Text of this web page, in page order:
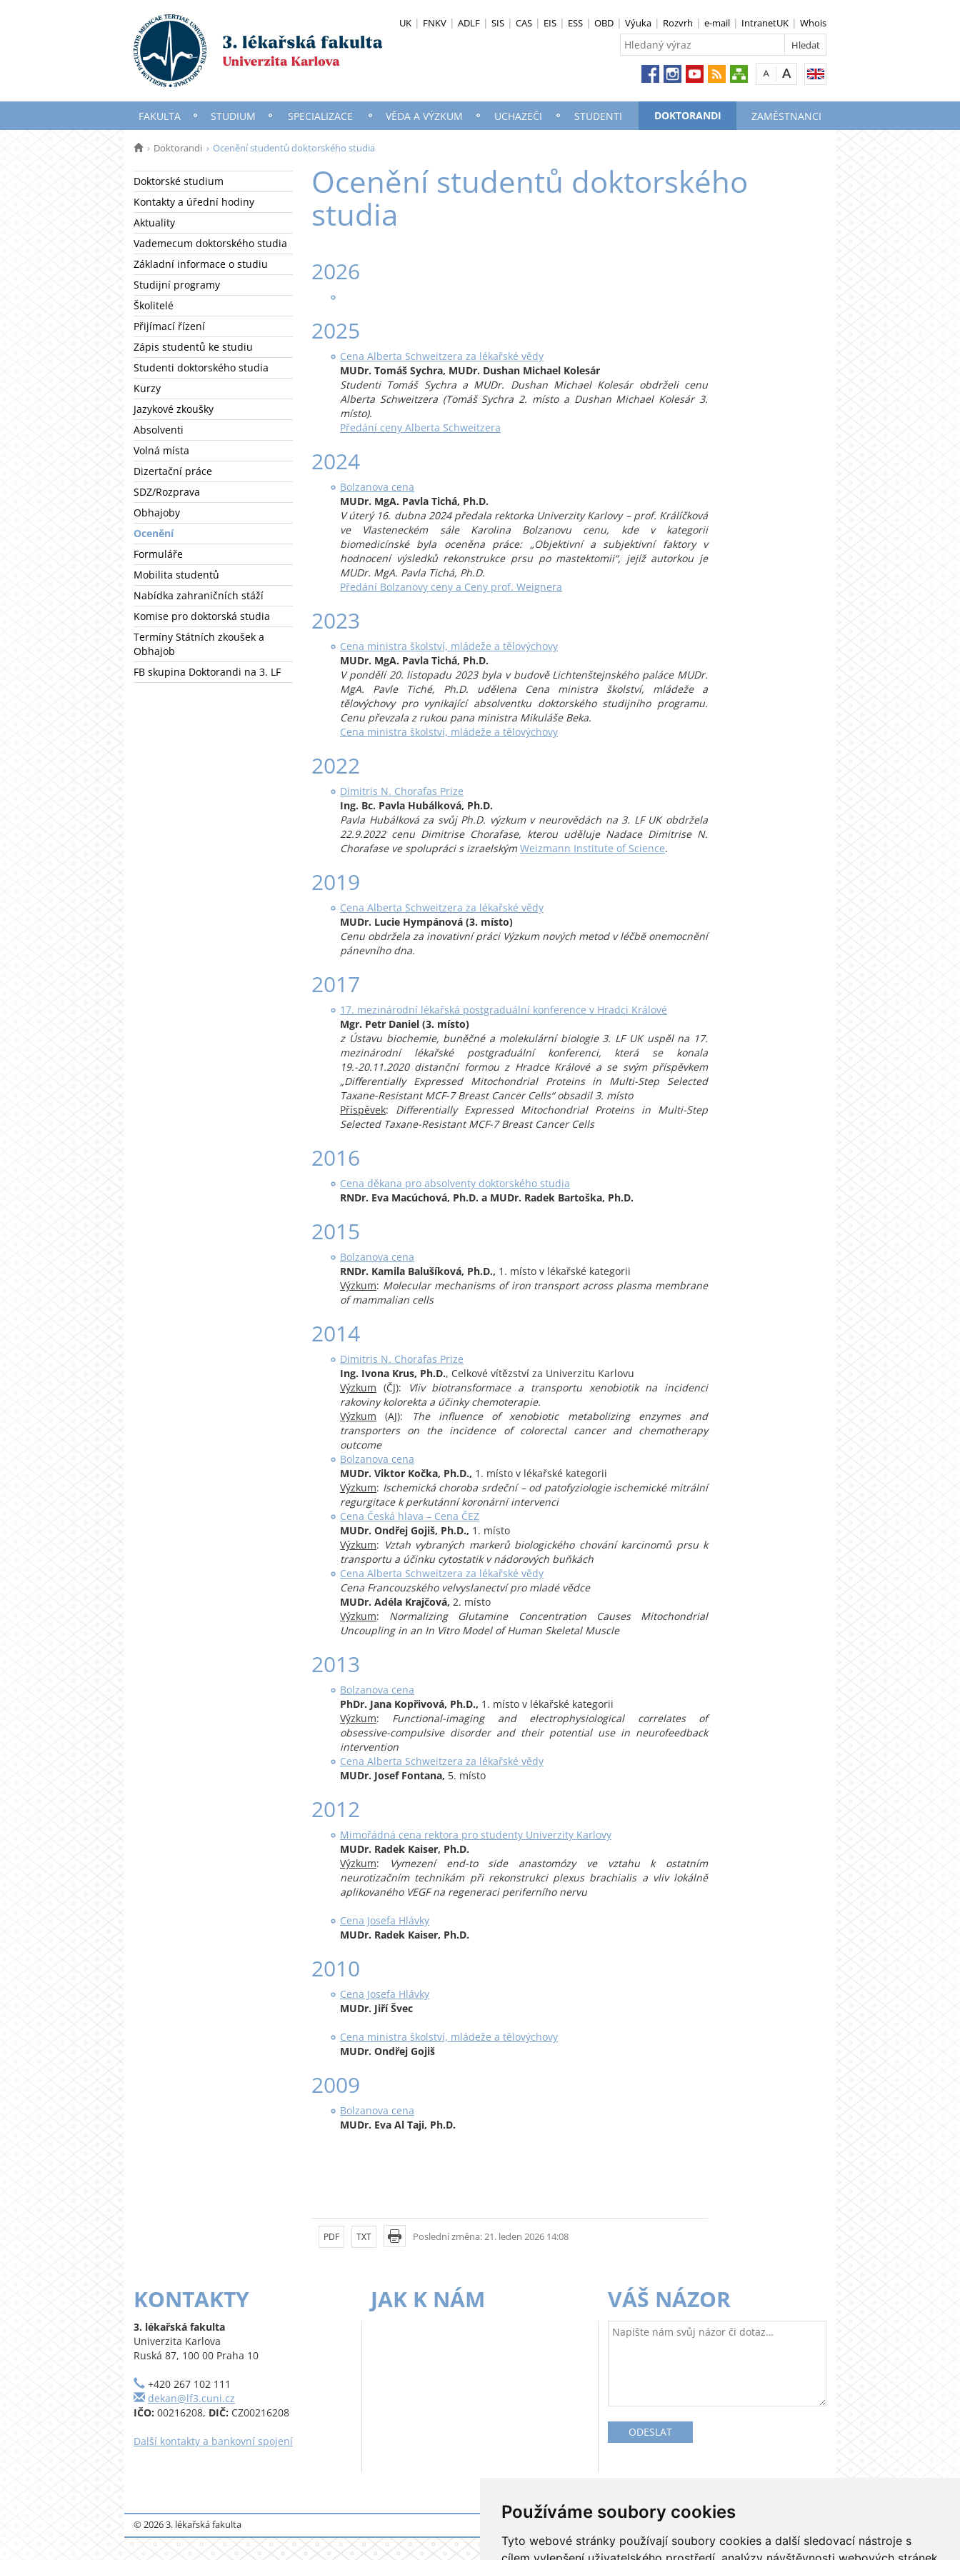
Používáme soubory cookies
Tyto webové stránky používají soubory cookies a další sledovací nástroje s
UK FNKV ADLF SIS CAS EIS ESS OBD Výuka Rozvrh e-mail IntranetUK Whois
FAKULTA STUDIUM SPECIALIZACE VĚDA A VÝZKUM UCHAZEČI STUDENTI DOKTORANDI ZAMĚSTNANCI
Doktorandi Ocenění studentů doktorského studia
Doktorské studium
Kontakty a úřední hodiny
Aktuality
Vademecum doktorského studia
Základní informace o studiu
Studijní programy
Školitelé
Přijímací řízení
Zápis studentů ke studiu
Studenti doktorského studia
Kurzy
Jazykové zkoušky
Absolventi
Volná místa
Dizertační práce
SDZ/Rozprava
Obhajoby
Ocenění
Formuláře
Mobilita studentů
Nabídka zahraničních stáží
Komise pro doktorská studia
Termíny Státních zkoušek a
Obhajob
FB skupina Doktorandi na 3. LF
Ocenění studentů doktorského
studia
2026
2025
Cena Alberta Schweitzera za lékařské vědy
MUDr. Tomáš Sychra, MUDr. Dushan Michael Kolesár
Studenti Tomáš Sychra a MUDr. Dushan Michael Kolesár obdrželi cenu
Alberta Schweitzera (Tomáš Sychra 2. místo a Dushan Michael Kolesár 3.
místo).
Předání ceny Alberta Schweitzera
2024
Bolzanova cena
MUDr. MgA. Pavla Tichá, Ph.D.
V úterý 16. dubna 2024 předala rektorka Univerzity Karlovy – prof. Králíčková
ve Vlasteneckém sále Karolina Bolzanovu cenu, kde v kategorii
biomedicínské byla oceněna práce: „Objektivní a subjektivní faktory v
hodnocení výsledků rekonstrukce prsu po mastektomii“, jejíž autorkou je
MUDr. MgA. Pavla Tichá, Ph.D.
Předání Bolzanovy ceny a Ceny prof. Weignera
2023
Cena ministra školství, mládeže a tělovýchovy
MUDr. MgA. Pavla Tichá, Ph.D.
V pondělí 20. listopadu 2023 byla v budově Lichtenštejnského paláce MUDr.
MgA. Pavle Tiché, Ph.D. udělena Cena ministra školství, mládeže a
tělovýchovy pro vynikající absolventku doktorského studijního programu.
Cenu převzala z rukou pana ministra Mikuláše Beka.
Cena ministra školství, mládeže a tělovýchovy
2022
Dimitris N. Chorafas Prize
Ing. Bc. Pavla Hubálková, Ph.D.
Pavla Hubálková za svůj Ph.D. výzkum v neurovědách na 3. LF UK obdržela
22.9.2022 cenu Dimitrise Chorafase, kterou uděluje Nadace Dimitrise N.
Chorafase ve spolupráci s izraelskýmWeizmann Institute of Science.
2019
Cena Alberta Schweitzera za lékařské vědy
MUDr. Lucie Hympánová (3. místo)
Cenu obdržela za inovativní práci Výzkum nových metod v léčbě onemocnění
pánevního dna.
2017
17. mezinárodní lékařská postgraduální konference v Hradci Králové
Mgr. Petr Daniel (3. místo)
z Ústavu biochemie, buněčné a molekulární biologie 3. LF UK uspěl na 17.
mezinárodní lékařské postgraduální konferenci, která se konala
19.-20.11.2020 distanční formou z Hradce Králové a se svým příspěvkem
„Differentially Expressed Mitochondrial Proteins in Multi-Step Selected
Taxane-Resistant MCF-7 Breast Cancer Cells“ obsadil 3. místo
Příspěvek: Differentially Expressed Mitochondrial Proteins in Multi-Step
Selected Taxane-Resistant MCF-7 Breast Cancer Cells
2016
Cena děkana pro absolventy doktorského studia
RNDr. Eva Macúchová, Ph.D. a MUDr. Radek Bartoška, Ph.D.
2015
Bolzanova cena
RNDr. Kamila Balušíková, Ph.D., 1. místo v lékařské kategorii
Výzkum: Molecular mechanisms of iron transport across plasma membrane
of mammalian cells
2014
Dimitris N. Chorafas Prize
Ing. Ivona Krus, Ph.D., Celkové vítězství za Univerzitu Karlovu
Výzkum (ČJ):
Vliv biotransformace a transportu xenobiotik na incidenci
rakoviny kolorekta a účinky chemoterapie.
Výzkum (AJ):
The influence of xenobiotic metabolizing enzymes and
transporters on the incidence of colorectal cancer and chemotherapy
outcome
Bolzanova cena
MUDr. Viktor Kočka, Ph.D., 1. místo v lékařské kategorii
Výzkum: Ischemická choroba srdeční – od patofyziologie ischemické mitrální
regurgitace k perkutánní koronární intervenci
Cena Česká hlava – Cena ČEZ
MUDr. Ondřej Gojiš, Ph.D., 1. místo
Výzkum: Vztah vybraných markerů biologického chování karcinomů prsu k
transportu a účinku cytostatik v nádorových buňkách
Cena Alberta Schweitzera za lékařské vědy
Cena Francouzského velvyslanectví pro mladé vědce
MUDr. Adéla Krajčová, 2. místo
Výzkum: Normalizing Glutamine Concentration Causes Mitochondrial
Uncoupling in an In Vitro Model of Human Skeletal Muscle
2013
Bolzanova cena
PhDr. Jana Kopřivová, Ph.D., 1. místo v lékařské kategorii
Výzkum: Functional-imaging and electrophysiological correlates of
obsessive-compulsive disorder and their potential use in neurofeedback
intervention
Cena Alberta Schweitzera za lékařské vědy
MUDr. Josef Fontana, 5. místo
2012
Mimořádná cena rektora pro studenty Univerzity Karlovy
MUDr. Radek Kaiser, Ph.D.
Výzkum:
Vymezení end-to side anastomózy ve vztahu k ostatním
neurotizačním technikám při rekonstrukci plexus brachialis a vliv lokálně
aplikovaného VEGF na regeneraci periferního nervu
Cena Josefa Hlávky
MUDr. Radek Kaiser, Ph.D.
2010
Cena Josefa Hlávky
MUDr. Jiří Švec
Cena ministra školství, mládeže a tělovýchovy
MUDr. Ondřej Gojiš
2009
Bolzanova cena
MUDr. Eva Al Taji, Ph.D.
Poslední změna: 21. leden 2026 14:08
PDF TXT
KONTAKTY
3. lékařská fakulta
Univerzita Karlova
Ruská 87, 100 00 Praha 10
+420 267 102 111
dekan@lf3.cuni.cz
IČO: 00216208, DIČ: CZ00216208
Další kontakty a bankovní spojení
JAK K NÁM VÁŠ NÁZOR
© 2026 3. lékařská fakulta